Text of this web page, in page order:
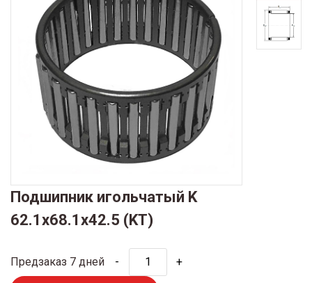
Подшипник игольчатый K
62.1x68.1x42.5 (KT)
Предзаказ 7 дней - +